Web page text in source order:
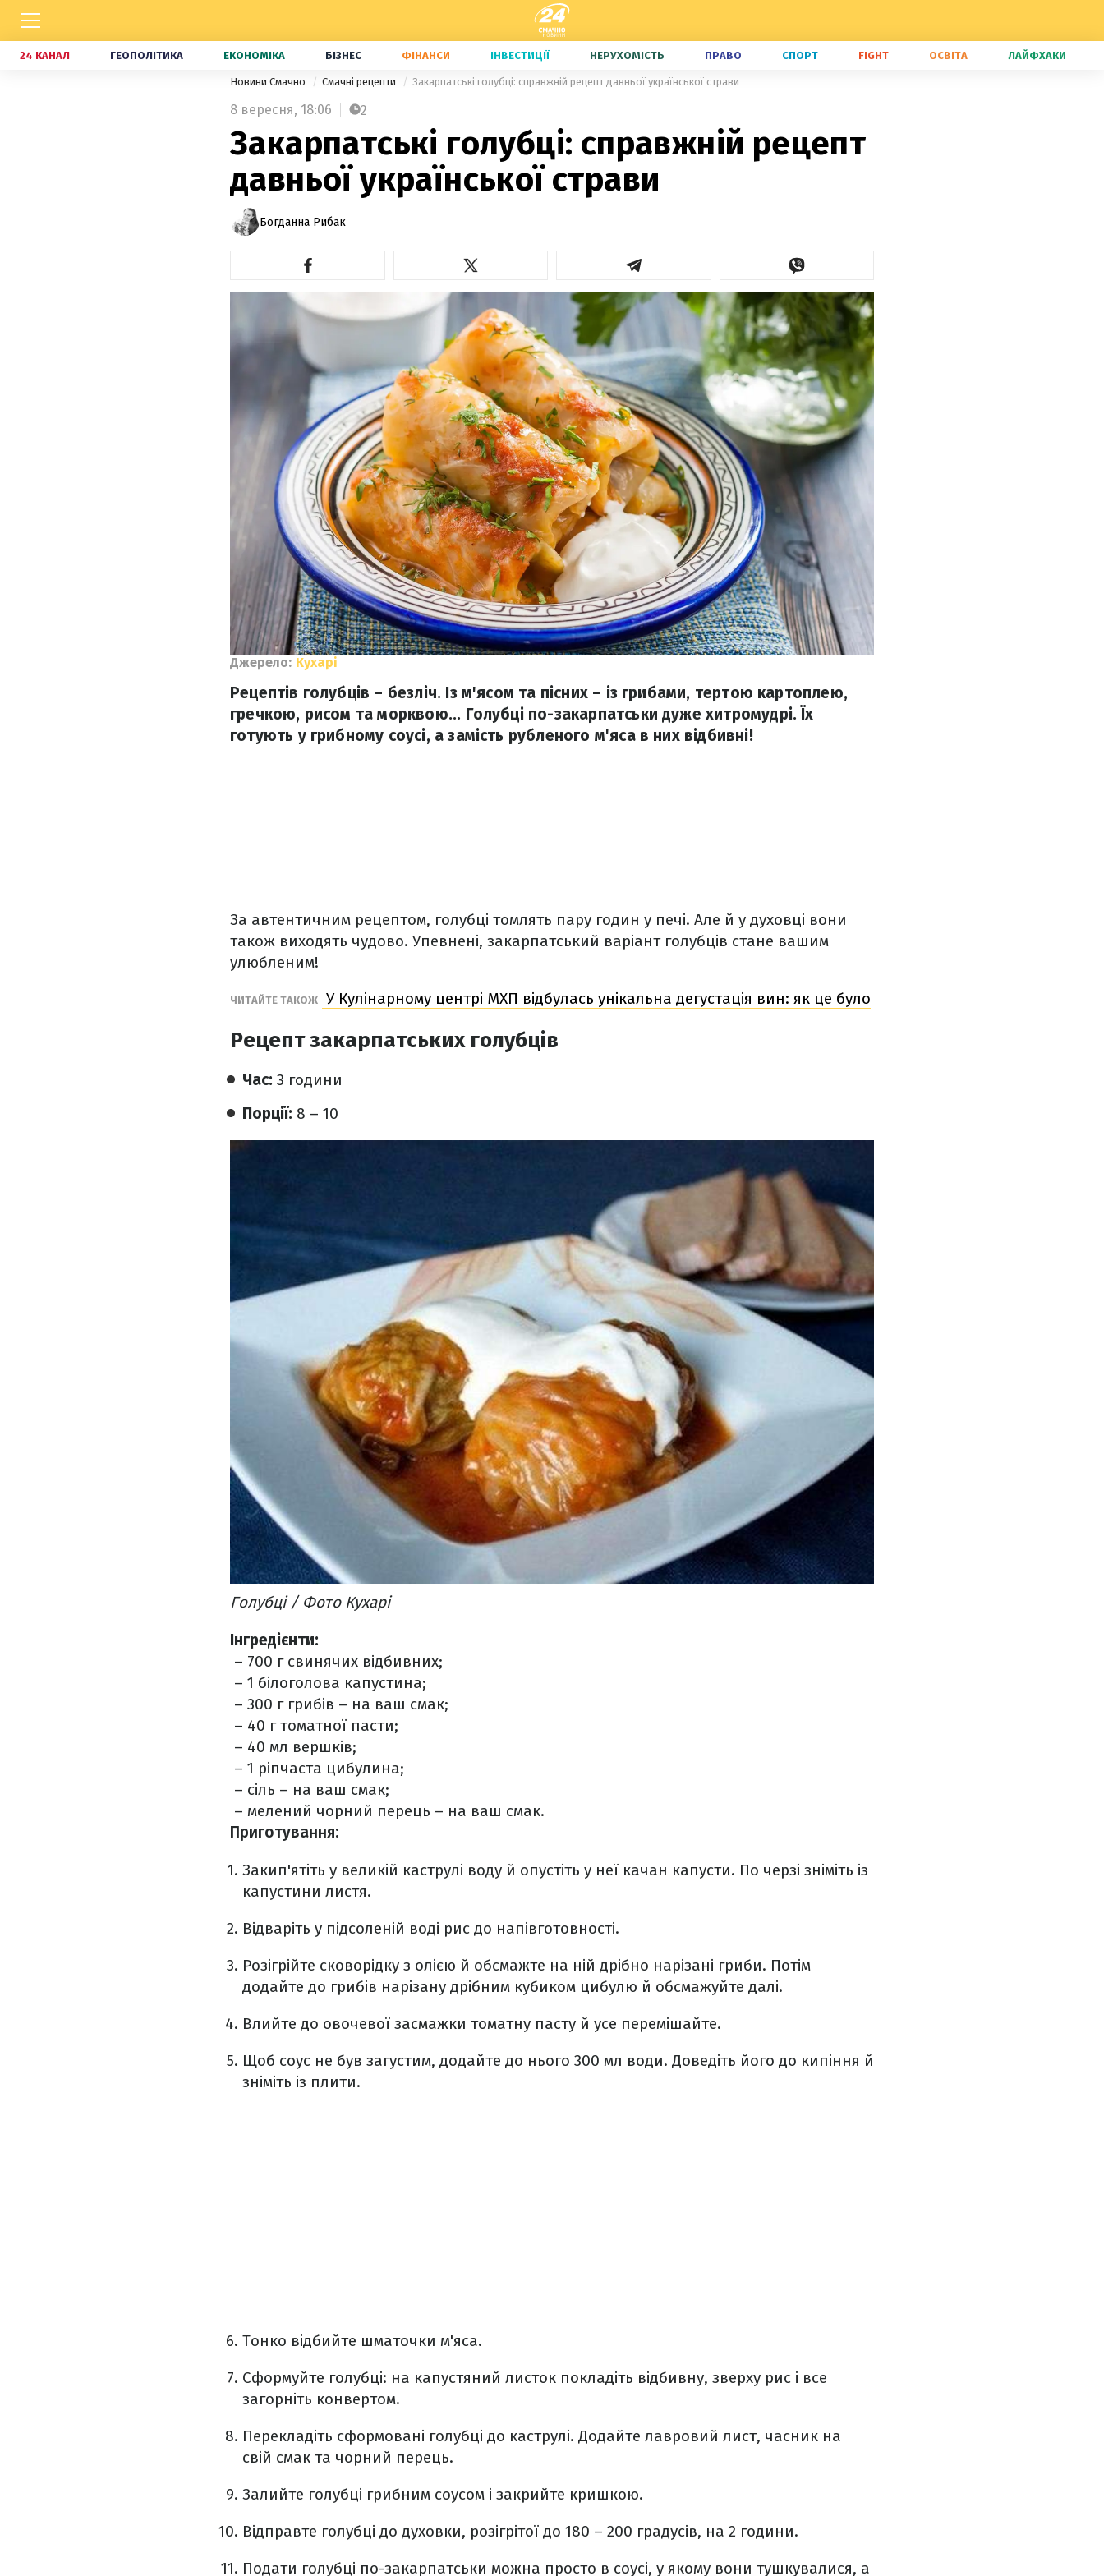
24 КАНАЛ ГЕОПОЛІТИКА ЕКОНОМІКА БІЗНЕС ФІНАНСИ ІНВЕСТИЦІЇ НЕРУХОМІСТЬ ПРАВО СПОРТ FIGHT ОСВІТА ЛАЙФХАКИ
Новини Смачно Смачні рецепти Закарпатські голубці: справжній рецепт давньої української страви
8 вересня, 18:06 2
Закарпатські голубці: справжній рецепт
давньої української страви
Богданна Рибак
Джерело: Кухарі
Рецептів голубців – безліч. Із м'ясом та пісних – із грибами, тертою картоплею,
гречкою, рисом та морквою... Голубці по-закарпатськи дуже хитромудрі. Їх
готують у грибному соусі, а замість рубленого м'яса в них відбивні!
За автентичним рецептом, голубці томлять пару годин у печі. Але й у духовці вони
також виходять чудово. Упевнені, закарпатський варіант голубців стане вашим
улюбленим!
ЧИТАЙТЕ ТАКОЖ У Кулінарному центрі МХП відбулась унікальна дегустація вин: як це було
Рецепт закарпатських голубців
Час: 3 години
Порції: 8 – 10
Голубці / Фото Кухарі
Інгредієнти:
– 700 г свинячих відбивних;
– 1 білоголова капустина;
– 300 г грибів – на ваш смак;
– 40 г томатної пасти;
– 40 мл вершків;
– 1 ріпчаста цибулина;
– сіль – на ваш смак;
– мелений чорний перець – на ваш смак.
Приготування:
Закип'ятіть у великій каструлі воду й опустіть у неї качан капусти. По черзі зніміть із
капустини листя.
Відваріть у підсоленій воді рис до напівготовності.
Розігрійте сковорідку з олією й обсмажте на ній дрібно нарізані гриби. Потім
додайте до грибів нарізану дрібним кубиком цибулю й обсмажуйте далі.
Влийте до овочевої засмажки томатну пасту й усе перемішайте.
Щоб соус не був загустим, додайте до нього 300 мл води. Доведіть його до кипіння й
зніміть із плити.
Тонко відбийте шматочки м'яса.
Сформуйте голубці: на капустяний листок покладіть відбивну, зверху рис і все
загорніть конвертом.
Перекладіть сформовані голубці до каструлі. Додайте лавровий лист, часник на
свій смак та чорний перець.
Залийте голубці грибним соусом і закрийте кришкою.
Відправте голубці до духовки, розігрітої до 180 – 200 градусів, на 2 години.
Подати голубці по-закарпатськи можна просто в соусі, у якому вони тушкувалися, а